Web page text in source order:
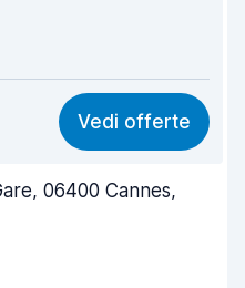
8,2
8,3
Vedi offerte
06400 Cannes,